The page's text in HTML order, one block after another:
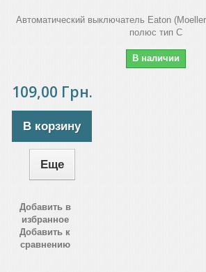
Автоматический выключатель Eaton
полюс тип C
В наличии
109,00 Грн.
В корзину
Еще
Добавить в
избранное
Добавить к
сравнению